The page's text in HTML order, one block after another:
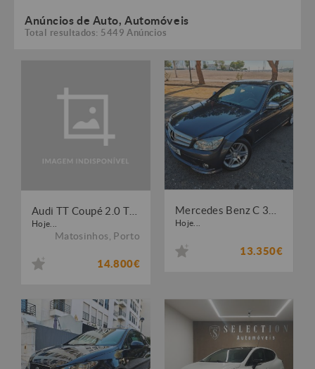
Anúncios de Auto, Automóveis
Total resultados: 5449 Anúncios
Hoje...
Matosinhos Porto
14.800€
Hoje...
13.350€